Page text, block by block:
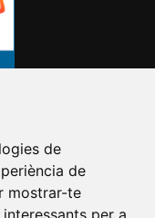
de
de
mostrar-te
per a